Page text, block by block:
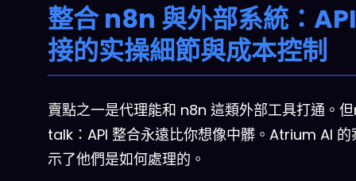
整合 n8n 與外部系統：
接的实操細節與成本控制
賣點之一是代理能和 n8n 這類外部工具打通。但
talk ：API 整合永遠比你想像中髒。Atrium AI 的
示了他們是如何處理的。